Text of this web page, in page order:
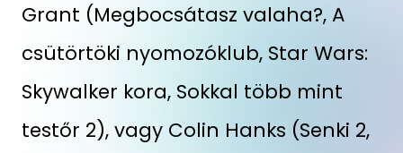
Grant (Megbocsátasz valaha?, A
csütörtöki nyomozóklub, Star Wars:
Skywalker kora, Sokkal több mint
testőr 2), vagy Colin Hanks (Senki 2,